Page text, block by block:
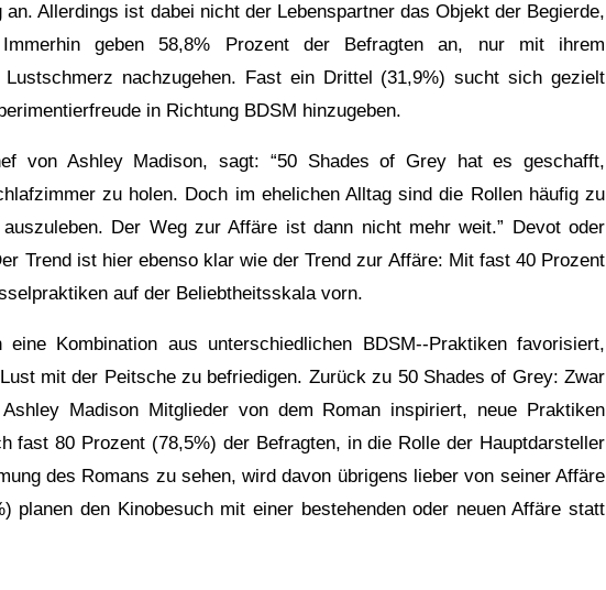
Allerdings ist dabei nicht der Lebenspartner das Objekt der Begierde,
geben 58,8% Prozent der Befragten an, nur mit ihrem
nachzugehen. Fast ein Drittel (31,9%) sucht sich gezielt
in Richtung BDSM hinzugeben.
von Ashley Madison, sagt: “50 Shades of Grey hat es geschafft,
zu holen. Doch im ehelichen Alltag sind die Rollen häufig zu
Der Weg zur Affäre ist dann nicht mehr weit.” Devot oder
Trend ist hier ebenso klar wie der Trend zur Affäre: Mit fast 40 Prozent
auf der Beliebtheitsskala vorn.
Kombination aus unterschiedlichen BDSM-­‐Praktiken favorisiert,
mit der Peitsche zu befriedigen. Zurück zu 50 Shades of Grey: Zwar
Madison Mitglieder von dem Roman inspiriert, neue Praktiken
fast 80 Prozent (78,5%) der Befragten, in die Rolle der Hauptdarsteller
des Romans zu sehen, wird davon übrigens lieber von seiner Affäre
planen den Kinobesuch mit einer bestehenden oder neuen Affäre statt